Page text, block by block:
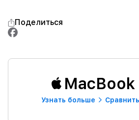
Поделиться
MacBook
Узнать больше